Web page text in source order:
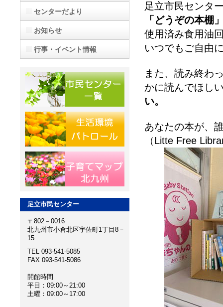
足立市民センタ
「どうぞの本棚
使用済み食用油
いつでもご自由
また、読み終わ
かに読んでほし
い。
あなたの本が、
（Litte Free
センターだより
お知らせ
行事・イベント情報
足立市民センター
〒802－0016
北九州市小倉北区宇佐町1丁目8－
15
TEL 093-541-5085
FAX 093-541-5086
開館時間
平日：09:00～21:00
土曜：09:00～17:00